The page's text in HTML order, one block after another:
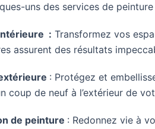
uns des services de
: Transformez vos
assurent des résultats
: Protégez et
coup de neuf à l’extérieur de
de peinture : Redonnez vie à